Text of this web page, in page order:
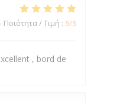
Ποιότητα / Τιμή : 5/5
, bord de